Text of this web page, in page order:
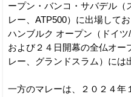
ープン・バンコ・サバデル（
レー、ATP500）に出場して
ハンブルク オープン（ドイツ
および２４日開幕の全仏オー
レー、グランドスラム）には
一方のマレーは、２０２４年